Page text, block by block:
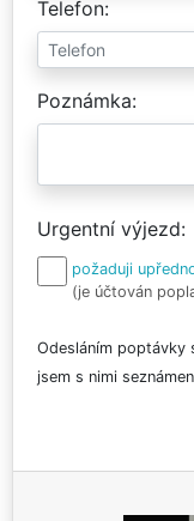
Telefon
Poznámka
Urgentní výjezd
požaduji
(je účtován
Odesláním poptávky
jsem s nimi